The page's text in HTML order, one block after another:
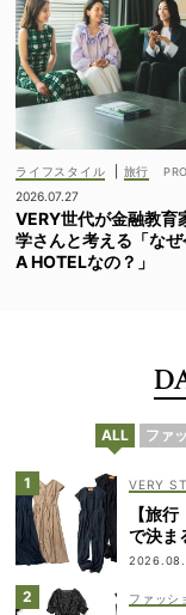
ライフスタイル
旅行
2026.07.27
VERY世代が金融教育
学さんと考える「な
A HOTELなの？」
ALL ファ
VERY
【旅
で決ま
ファッシ